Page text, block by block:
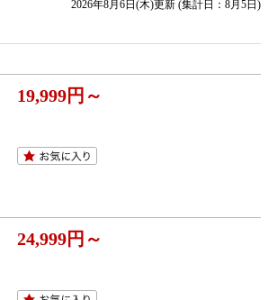
2026年8月6日(木)更新 (集計日：8月5日)
19,999円～
24,999円～